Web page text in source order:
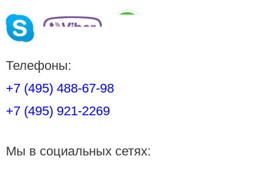
Телефоны:
+7 (495) 488-67-98
+7 (495) 921-2269
Мы в социальных сетях: